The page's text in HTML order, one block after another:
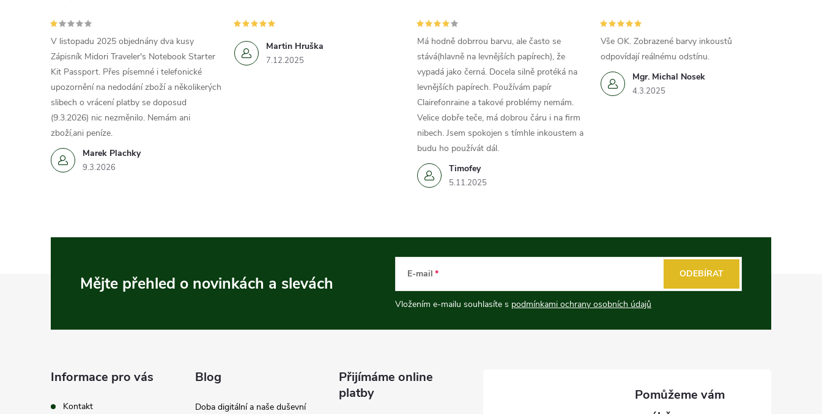
Marek Plachky
9.3.2026
V listopadu 2025 objednány dva kusy
Zápisník Midori Traveler's Notebook Starter
Kit Passport. Přes písemné i telefonické
upozornění na nedodání zboží a několikerých
slibech o vrácení platby se doposud
(9.3.2026) nic nezměnilo. Nemám ani
zboží,ani peníze.
Martin Hruška
7.12.2025
Timofey
5.11.2025
Má hodně dobrrou barvu, ale často se
stává(hlavně na levnějších papírech), že
vypadá jako černá. Docela silně protéká na
levnějších papírech. Používám papír
Clairefonraine a takové problémy nemám.
Velice dobře teče, má dobrou čáru i na firm
nibech. Jsem spokojen s tímhle inkoustem a
budu ho používát dál.
Mgr. Michal Nosek
4.3.2025
Vše OK. Zobrazené barvy inkoustů
odpovídají reálnému odstínu.
Mějte přehled o novinkách a slevách E-mail
Vložením e-mailu souhlasíte s podmínkami ochrany osobních údajů
ODEBÍRAT
Informace pro vás
Kontakt
Blog
Doba digitální a naše duševní
Přijímáme online
platby